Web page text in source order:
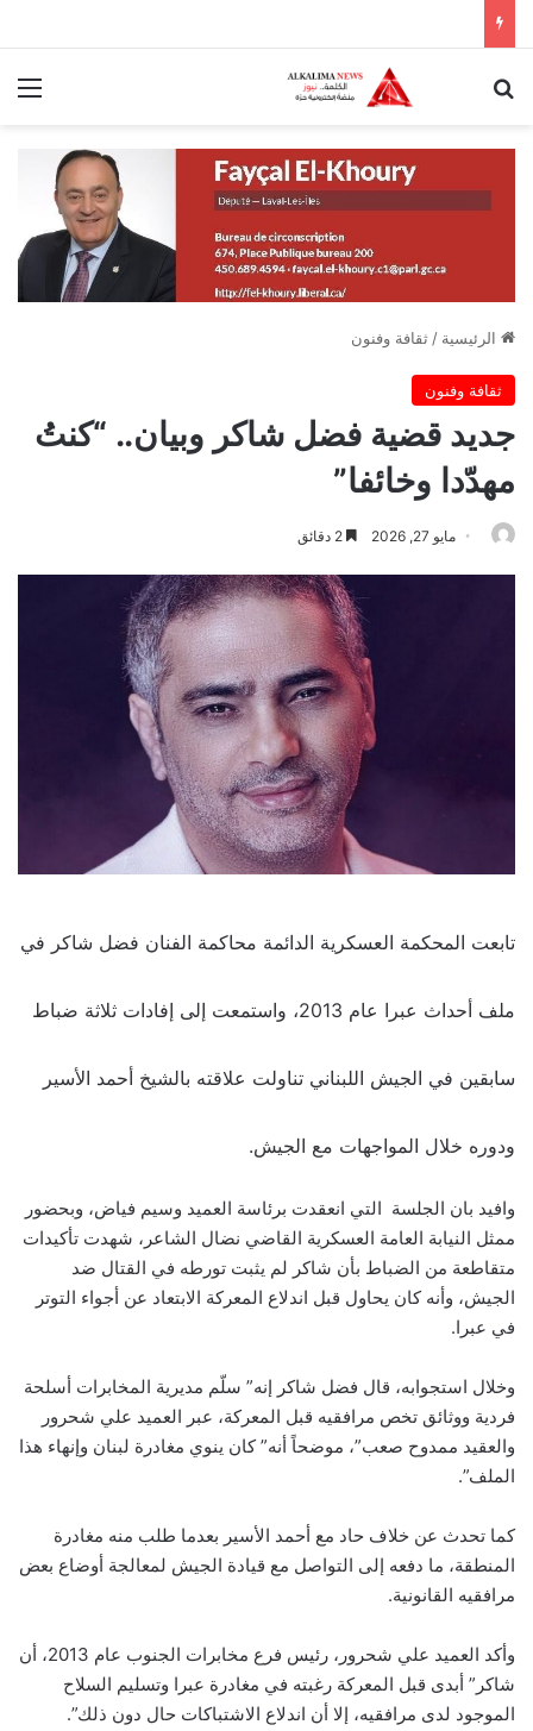
الرئيسية / ثقافة وفنون
ثقافة وفنون
جديد قضية فضل شاكر وبيان.. “كنتُ
مهدّدا وخائفا”
مايو 27, 2026
تابعت المحكمة العسكرية الدائمة محاكمة الفنان فضل شاكر في
ملف أحداث عبرا عام 2013، واستمعت إلى إفادات ثلاثة ضباط
سابقين في الجيش اللبناني تناولت علاقته بالشيخ أحمد الأسير
ودوره خلال المواجهات مع الجيش.
وافيد بان الجلسة التي انعقدت برئاسة العميد وسيم فياض، وبحضور
ممثل النيابة العامة العسكرية القاضي نضال الشاعر، شهدت تأكيدات
متقاطعة من الضباط بأن شاكر لم يثبت تورطه في القتال ضد
الجيش، وأنه كان يحاول قبل اندلاع المعركة الابتعاد عن أجواء التوتر
في عبرا.
وخلال استجوابه، قال فضل شاكر إنه” سلّم مديرية المخابرات أسلحة
فردية ووثائق تخص مرافقيه قبل المعركة، عبر العميد علي شحرور
والعقيد ممدوح صعب”، موضحاً أنه” كان ينوي مغادرة لبنان وإنهاء هذا
الملف”.
كما تحدث عن خلاف حاد مع أحمد الأسير بعدما طلب منه مغادرة
المنطقة، ما دفعه إلى التواصل مع قيادة الجيش لمعالجة أوضاع بعض
مرافقيه القانونية.
وأكد العميد علي شحرور، رئيس فرع مخابرات الجنوب عام 2013، أن
شاكر” أبدى قبل المعركة رغبته في مغادرة عبرا وتسليم السلاح
الموجود لدى مرافقيه، إلا أن اندلاع الاشتباكات حال دون ذلك”.